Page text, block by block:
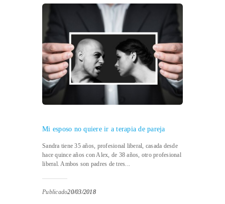
Mi esposo no quiere ir a terapia de pareja
Sandra tiene 35 años, profesional liberal, casada desde
hace quince años con Alex, de 38 años, otro profesional
liberal. Ambos son padres de tres...
Publicado20/03/2018